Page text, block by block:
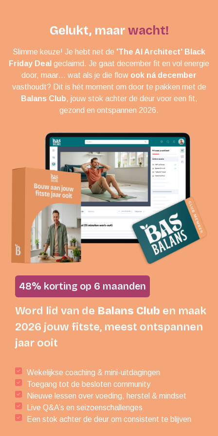
Gelukt, maar wacht!
Slimme keuze! Je hebt net de 'The AI Architect' Black
Friday Deal geclaimd. Je gaat december fit en vol energie
door, maar… wat als je die flow ook ná december
vasthoudt? Dit is hét moment om door te pakken met de
Balans Club, jouw stok achter de deur voor een fit,
gezond en ontspannen 2026.
48% korting op 6 maanden
Word lid van de Balans Club en maak
2026 jouw fitste, meest ontspannen
jaar ooit
Wekelijkse coaching & mini-uitdagingen
Toegang tot de besloten community
Nieuwe lessen over voeding, herstel & mindset
Live Q&A’s en seizoenschallenges
Een stok achter de deur om consistent te blijven